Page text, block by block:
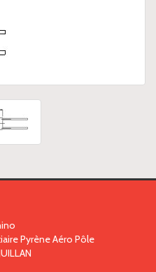
Pyrène Aéro Pôle